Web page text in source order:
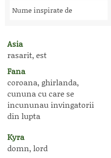
Nume inspirate de
Asia
rasarit, est
Fana
coroana, ghirlanda,
cununa cu care se
incununau invingatorii
din lupta
Kyra
domn, lord